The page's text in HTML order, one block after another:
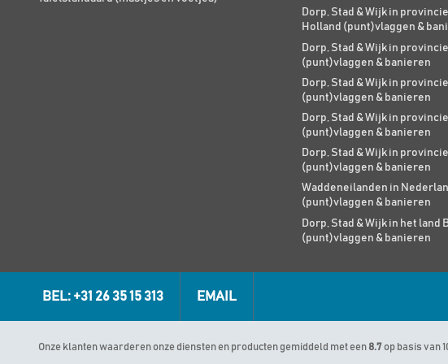
Dorp, Stad & Wijk in
Holland (punt)vlaggen &
Dorp, Stad & Wijk in
(punt)vlaggen & banieren
Dorp, Stad & Wijk in
(punt)vlaggen & banieren
Dorp, Stad & Wijk in
(punt)vlaggen & banieren
Dorp, Stad & Wijk in
(punt)vlaggen & banieren
Waddeneilanden in
(punt)vlaggen & banieren
Dorp, Stad & Wijk in het land
(punt)vlaggen & banieren
BEL: +31 26 35 15 313 EMAIL
Onze klanten waarderen onze diensten en producten gemiddeld met een 8.7 op basis van